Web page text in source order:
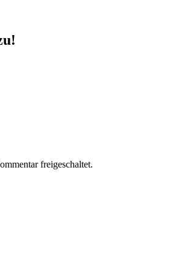
freigeschaltet.